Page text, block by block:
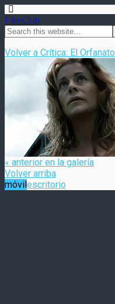
FilmClub
Volver a Crítica: El Orfanato
« anterior en la galería
Volver arriba
móvilescritorio